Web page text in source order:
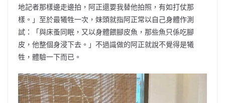
地記者那樣邊走邊拍，阿正還要我替他拍照，有如打仗那
樣。」至於最犧牲一次，妹頭就指阿正常以自己身體作測
試：「與床蚤同眠，又以身體餵腳皮魚，那些魚只係吃腳
皮，他整個身浸下去。」不過識做的阿正就說不覺得是犧
牲，體驗一下而已。